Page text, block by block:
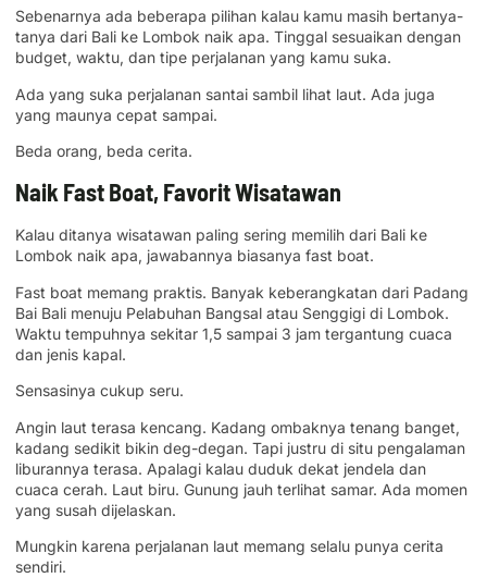
Sebenarnya ada beberapa pilihan kalau kamu masih bertanya-
tanya dari Bali ke Lombok naik apa. Tinggal sesuaikan dengan
budget, waktu, dan tipe perjalanan yang kamu suka.
Ada yang suka perjalanan santai sambil lihat laut. Ada juga
yang maunya cepat sampai.
Beda orang, beda cerita.
Naik Fast Boat, Favorit Wisatawan
Kalau ditanya wisatawan paling sering memilih dari Bali ke
Lombok naik apa, jawabannya biasanya fast boat.
Fast boat memang praktis. Banyak keberangkatan dari Padang
Bai Bali menuju Pelabuhan Bangsal atau Senggigi di Lombok.
Waktu tempuhnya sekitar 1,5 sampai 3 jam tergantung cuaca
dan jenis kapal.
Sensasinya cukup seru.
Angin laut terasa kencang. Kadang ombaknya tenang banget,
kadang sedikit bikin deg-degan. Tapi justru di situ pengalaman
liburannya terasa. Apalagi kalau duduk dekat jendela dan
cuaca cerah. Laut biru. Gunung jauh terlihat samar. Ada momen
yang susah dijelaskan.
Mungkin karena perjalanan laut memang selalu punya cerita
sendiri.